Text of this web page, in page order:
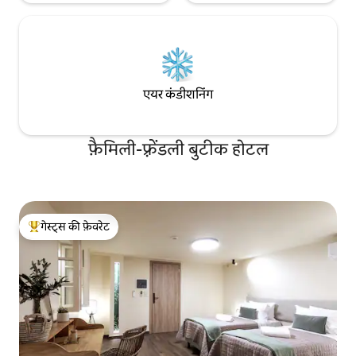
एयर कंडीशनिंग
फ़ैमिली-फ़्रेंडली बुटीक होटल
गेस्ट्स का टॉप फ़ेवरेट
गेस्ट्स की फ़ेवरेट